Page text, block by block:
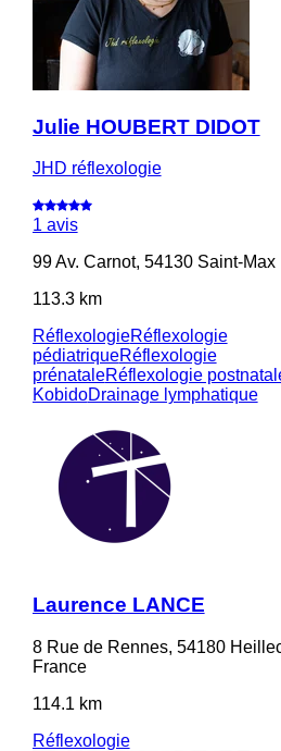
Julie HOUBERT DIDOT
JHD réflexologie
1 avis
99 Av. Carnot, 54130 Saint-Max
113.3 km
RéflexologieRéflexologie
pédiatriqueRéflexologie
prénataleRéflexologie
KobidoDrainage lymphatique
Laurence LANCE
8 Rue de Rennes, 54180
France
114.1 km
Réflexologie